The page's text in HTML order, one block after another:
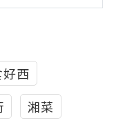
西
湘菜